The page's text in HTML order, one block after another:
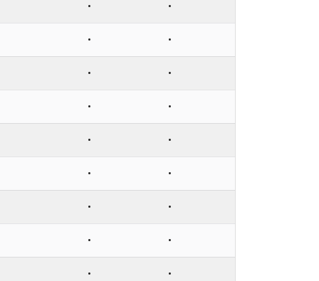
• •
• •
• •
• •
• •
• •
• •
• •
• •